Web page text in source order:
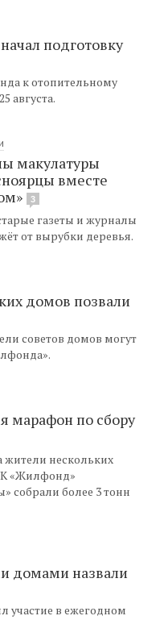
подготовку
к отопительному
августа.
макулатуры
вместе
3
газеты и журналы
от вырубки деревья.
домов позвали
советов домов могут
марафон по сбору
жители нескольких
«Жилфонд»
собрали более 3 тонн
домами назвали
участие в ежегодном